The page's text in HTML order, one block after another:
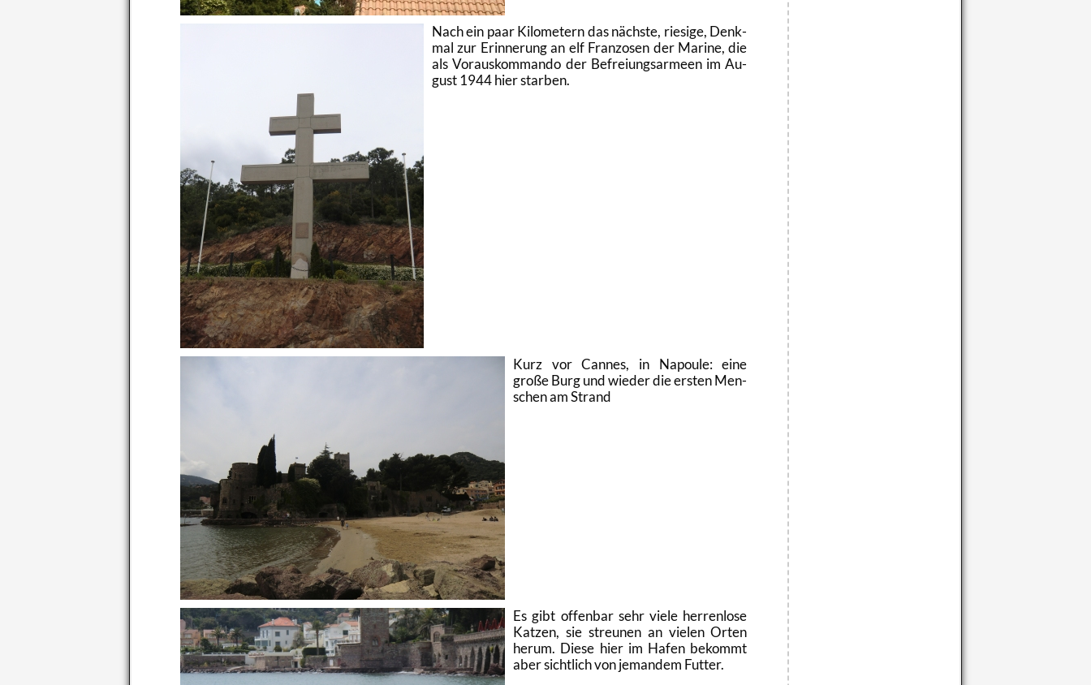
Nach ein paar Ki­lo­me­tern das nächs­te, rie­si­ge, Denk­
mal zur Er­in­ne­rung an elf Fran­zo­sen der Ma­ri­ne, die
als Vor­aus­kom­man­do der Be­frei­ungs­ar­me­en im Au­
gust 1944 hier star­ben.
Kurz vor Can­nes, in Na­poule: eine
große Burg und wie­der die ers­ten Men­
schen am Strand
Es gibt of­fen­bar sehr viele her­ren­lo­se
Kat­zen, sie streu­nen an vie­len Orten
herum. Diese hier im Hafen be­kommt
aber sicht­lich von je­man­dem Fut­ter.